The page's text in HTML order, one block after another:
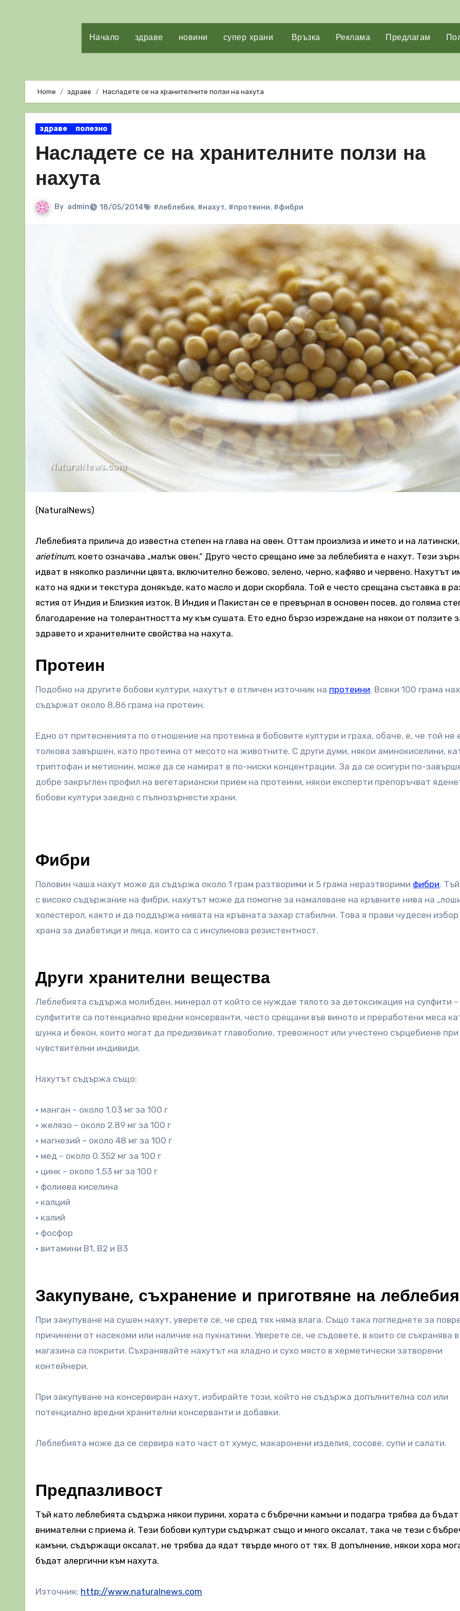
Начало здраве новини супер храни Връзка Реклама Предлагам
Home здраве Насладете се на хранителните ползи на нахута
здраве полезно
Насладете се на хранителните ползи на
нахута
By admin 18/05/2014 #леблебия, #нахут, #протеини, #фибри
(NaturalNews)
Леблебията прилича до известна степен на глава на овен. Оттам произлиза и името и на
arietinum, което означава „малък овен.“ Друго често срещано име за леблебията е нахут. Тези
идват в няколко различни цвята, включително бежово, зелено, черно, кафяво и червено. Нахутът
като на ядки и текстура донякъде, като масло и дори скорбяла. Той е често срещана съставка в
ястия от Индия и Близкия изток. В Индия и Пакистан се е превърнал в основен посев, до голяма
благодарение на толерантността му към сушата. Ето едно бързо изреждане на някои от ползите
здравето и хранителните свойства на нахута.
Протеин
Подобно на другите бобови култури, нахутът е отличен източник на протеини. Всеки 100 грама
съдържат около 8,86 грама на протеин.
Едно от притесненията по отношение на протеина в бобовите култури и граха, обаче, е, че той не
толкова завършен, като протеина от месото на животните. С други думи, някои аминокиселини,
триптофан и метионин, може да се намират в по-ниски концентрации. За да се осигури по-
добре закръглен профил на вегетариански прием на протеини, някои експерти препоръчват
бобови култури заедно с пълнозърнести храни.
Фибри
Половин чаша нахут може да съдържа около 1 грам разтворими и 5 грама неразтворими фибри.
с високо съдържание на фибри, нахутът може да помогне за намаляване на кръвните нива на
холестерол, както и да поддържа нивата на кръвната захар стабилни. Това я прави чудесен
храна за диабетици и лица, които са с инсулинова резистентност.
Други хранителни вещества
Леблебията съдържа молибден, минерал от който се нуждае тялото за детоксикация на сулфити –
сулфитите са потенциално вредни консерванти, често срещани във виното и преработени меса
шунка и бекон, които могат да предизвикат главоболие, тревожност или учестено сърцебиене при
чувствителни индивиди.
Нахутът съдържа също:
• манган – около 1.03 мг за 100 г
• желязо – около 2.89 мг за 100 г
• магнезий – около 48 мг за 100 г
• мед – около 0.352 мг за 100 г
• цинк – около 1.53 мг за 100 г
• фолиева киселина
• калций
• калий
• фосфор
• витамини B1, B2 и B3
Закупуване, съхранение и приготвяне на леблебия
При закупуване на сушен нахут, уверете се, че сред тях няма влага. Също така погледнете за
причинени от насекоми или наличие на пукнатини. Уверете се, че съдовете, в които се съхранява в
магазина са покрити. Съхранявайте нахутът на хладно и сухо място в херметически затворени
контейнери.
При закупуване на консервиран нахут, избирайте този, който не съдържа допълнителна сол или
потенциално вредни хранителни консерванти и добавки.
Леблебията може да се сервира като част от хумус, макаронени изделия, сосове, супи и салати.
Предпазливост
Тъй като леблебията съдържа някои пурини, хората с бъбречни камъни и подагра трябва да бъдат
внимателни с приема ѝ. Тези бобови култури съдържат също и много оксалат, така че тези с
камъни, съдържащи оксалат, не трябва да ядат твърде много от тях. В допълнение, някои хора
бъдат алергични към нахута.
Източник: http://www.naturalnews.com